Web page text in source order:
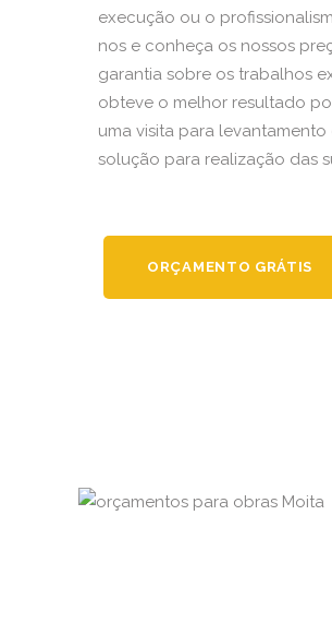
execução ou o
nos e conheça os nossos
garantia sobre os trabalhos
obteve o melhor resultado
uma visita para
solução para realização das
ORÇAMENTO GRÁTIS